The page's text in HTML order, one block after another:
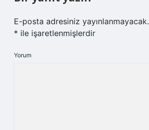
E-posta adresiniz yayınlanmayacak.
* ile işaretlenmişlerdir
Yorum